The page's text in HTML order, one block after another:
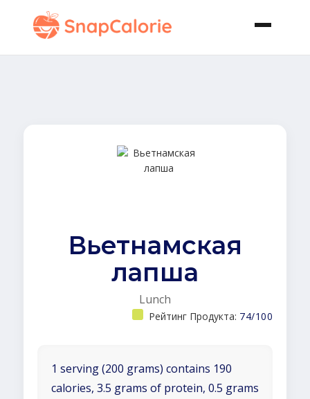
Вьетнамская
лапша
Lunch
Рейтинг Продукта: 74/100
1 serving (200 grams) contains 190
calories, 3.5 grams of protein, 0.5 grams